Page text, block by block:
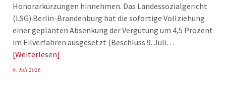
Honorarkürzungen hinnehmen. Das Landessozialgericht
(LSG) Berlin-Brandenburg hat die sofortige Vollziehung
einer geplanten Absenkung der Vergütung um 4,5 Prozent
im Eilverfahren ausgesetzt (Beschluss 9. Juli…
Weiterlesen
9. Juli 2026